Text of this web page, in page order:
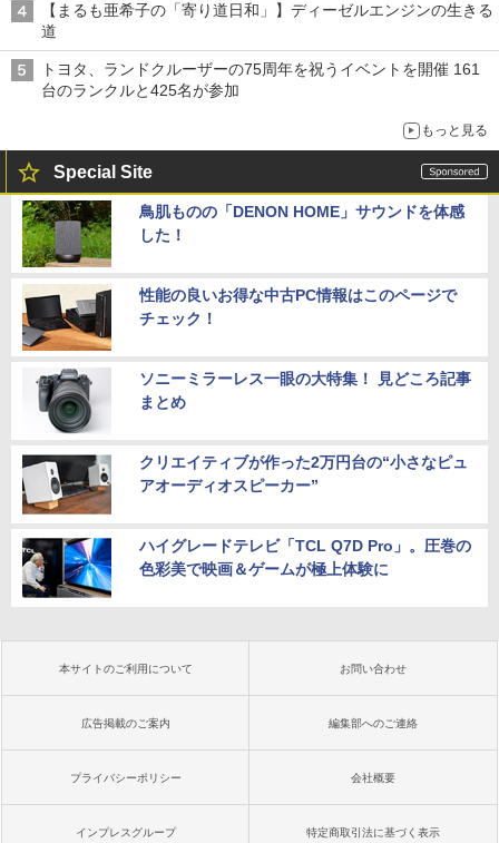
【まるも亜希子の「寄り道日和」】ディーゼルエンジンの生きる
道
トヨタ、ランドクルーザーの75周年を祝うイベントを開催 161
台のランクルと425名が参加
もっと見る
Special Site
鳥肌ものの「DENON HOME」サウンドを体感
した！
性能の良いお得な中古PC情報はこのページで
チェック！
ソニーミラーレス一眼の大特集！ 見どころ記事
まとめ
クリエイティブが作った2万円台の“小さなピュ
アオーディオスピーカー”
ハイグレードテレビ「TCL Q7D Pro」。圧巻の
色彩美で映画＆ゲームが極上体験に
本サイトのご利用について お問い合わせ
広告掲載のご案内 編集部へのご連絡
プライバシーポリシー 会社概要
インプレスグループ 特定商取引法に基づく表示